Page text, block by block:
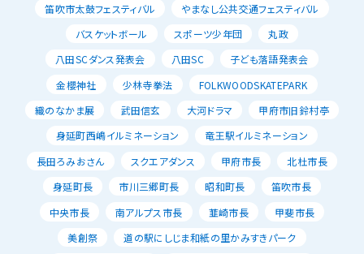
笛吹市太鼓フェスティバル
やまなし公共交通フェスティバル
バスケットボール
スポーツ少年団
丸政
八田SCダンス発表会
八田SC
子ども落語発表会
金櫻神社
少林寺拳法
FOLKWOODSKATEPARK
織のなかま展
武田信玄 大河ドラマ
甲府市旧鈴村亭
身延町西嶋イルミネーション
竜王駅イルミネーション
長田ろみおさん
スクエアダンス 甲府市長
北杜市長
身延町長
市川三郷町長 昭和町長
笛吹市長
中央市長
南アルプス市長 韮崎市長
甲斐市長
美創祭
道の駅にしじま和紙の里かみすきパーク